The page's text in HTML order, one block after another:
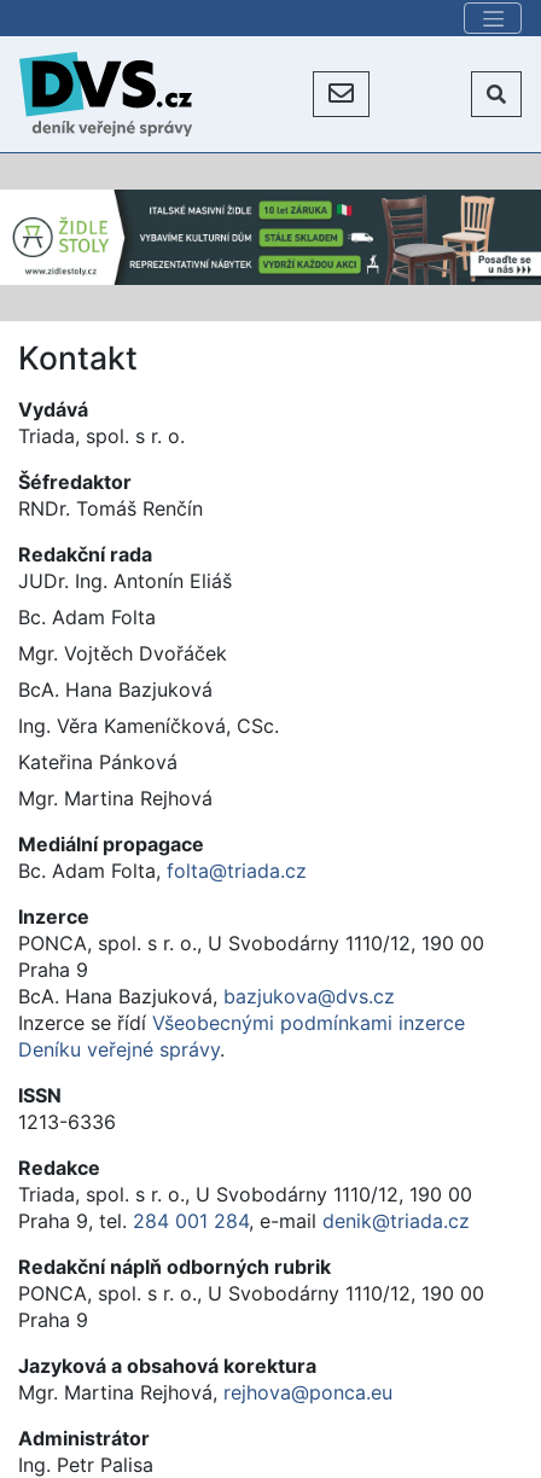
Kontakt
Vydává
Triada, spol. s r. o.
Šéfredaktor
RNDr. Tomáš Renčín
Redakční rada
JUDr. Ing. Antonín Eliáš
Bc. Adam Folta
Mgr. Vojtěch Dvořáček
BcA. Hana Bazjuková
Ing. Věra Kameníčková, CSc.
Kateřina Pánková
Mgr. Martina Rejhová
Mediální propagace
Bc. Adam Folta, folta@triada.cz
Inzerce
PONCA, spol. s r. o., U Svobodárny 1110/12, 190 00
Praha 9
BcA. Hana Bazjuková, bazjukova@dvs.cz
Inzerce se řídí Všeobecnými podmínkami inzerce
Deníku veřejné správy.
ISSN
1213-6336
Redakce
Triada, spol. s r. o., U Svobodárny 1110/12, 190 00
Praha 9, tel. 284 001 284, e-mail denik@triada.cz
Redakční náplň odborných rubrik
PONCA, spol. s r. o., U Svobodárny 1110/12, 190 00
Praha 9
Jazyková a obsahová korektura
Mgr. Martina Rejhová, rejhova@ponca.eu
Administrátor
Ing. Petr Palisa